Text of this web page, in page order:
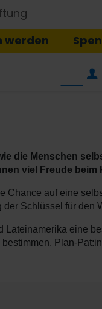
werden
die Menschen
viel Freude beim
auf eine
Schlüssel für den
eine
Plan-